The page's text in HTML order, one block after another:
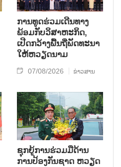
ການ​ທູດ​ຮ່ວມ​ເດີນ​ທາງ​
ພ້ອມກັບ​ວິ​ສາ​ຫະ​ກ​ິດ,
ເປີດກວ້າງ​ພື້ນ​ຖີ່​ພັດ​ທະ​ນາ​
ໃຫ້​ຫວຽດ​ນາມ
07/08/2026 ຂ່າວສານ
ຊຸກ​ຍູ້​ການ​ຮ່ວມ​ມື​ດ້ານ​
ການ​ປ້ອງ​ກັນ​ຊາດ ຫວຽດ​